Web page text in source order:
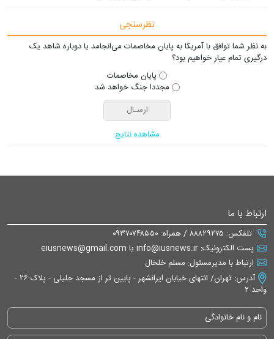
نظرسنجی
به نظر شما توافق با آمریکا به پایان مخاصمات می‌انجامد یا دوباره شاهد یک
درگیری تمام عیار خواهیم بود؟
پایان مخاصمات
مجددا جنگ خواهد شد
مشاهده نتایج
ارتباط با ما
تلفکس: ۸۸۸۲۹۲۷۵ / همراه: ۰۹۳۷۰۷۴۸۵۵۰
پست الکترونیک: info@iusnews.ir یا eiusnews@gmail.com
ارتباط با مدیرمسئول: مسلم خلخال
آدرس: تهران/ انتهای خیابان ایرانشهر - پایین تر از مسجد جلیلی - پلاک ۲۶ -
واحد ۲